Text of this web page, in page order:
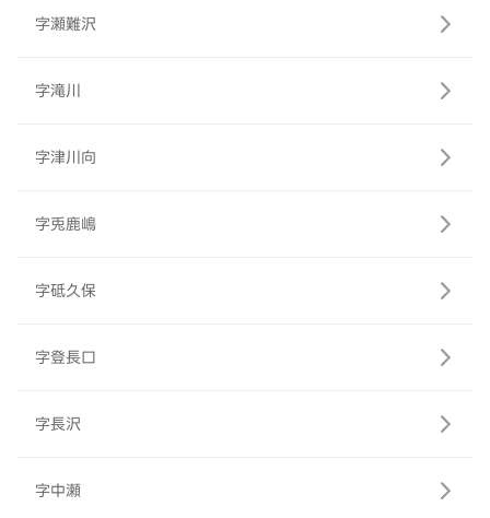
字瀬難沢
字滝川
字津川向
字兎鹿嶋
字砥久保
字登長口
字長沢
字中瀬